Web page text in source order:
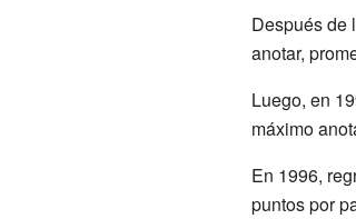
Después de
anotar,
Luego, en
máximo
En 1996,
puntos por